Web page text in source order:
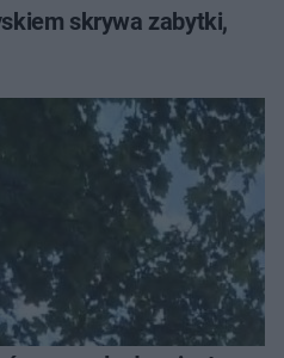
skrywa zabytki,